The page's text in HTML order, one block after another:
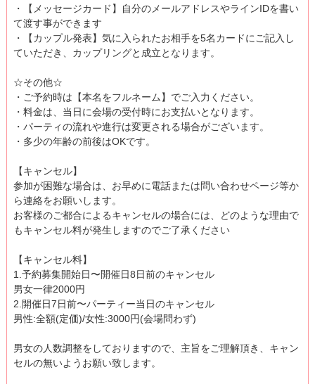
・【メッセージカード】自分のメールアドレスやラインIDを書い
て渡す事ができます
・【カップル発表】気に入られたお相手を5名カードにご記入し
ていただき、カップリングと成立となります。
☆その他☆
・ご予約時は【本名をフルネーム】でご入力ください。
・料金は、当日に会場の受付時にお支払いとなります。
・パーティの流れや進行は変更される場合がございます。
・多少の年齢の前後はOKです。
【キャンセル】
参加が困難な場合は、お早めに電話または問い合わせページ等か
ら連絡をお願いします。
お客様のご都合によるキャンセルの場合には、どのような理由で
もキャンセル料が発生しますのでご了承ください
【キャンセル料】
1.予約募集開始日〜開催日8日前のキャンセル
男女一律2000円
2.開催日7日前〜パーティー当日のキャンセル
男性:全額(定価)/女性:3000円(会場問わず)
男女の人数調整をしておりますので、主旨をご理解頂き、キャン
セルの無いようお願い致します。